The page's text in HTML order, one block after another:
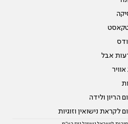
אבל
הריון ולידה
לקראת נישואין וזוגיות